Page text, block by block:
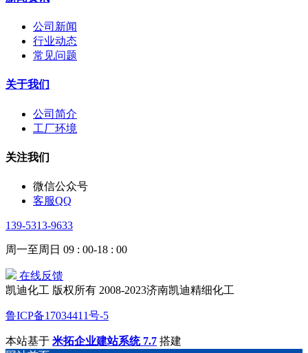
公司新闻
行业动态
常见问题
关于我们
公司简介
工厂环境
关注我们
微信公众号
客服QQ
139-5313-9633
周一至周日 09 : 00-18 : 00
在线反馈
凯迪化工 版权所有 2008-2023济南凯迪精细化工
鲁ICP备17034411号-5
本站基于 米拓企业建站系统 7.7 搭建